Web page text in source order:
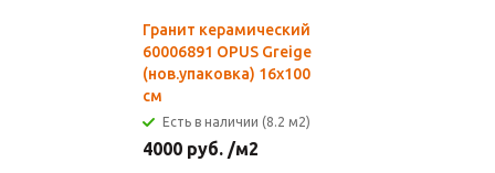
Гранит керамический
60006891 OPUS Greige
(нов.упаковка) 16х100
см
Есть в наличии (8.2 м2)
4000 руб. /м2